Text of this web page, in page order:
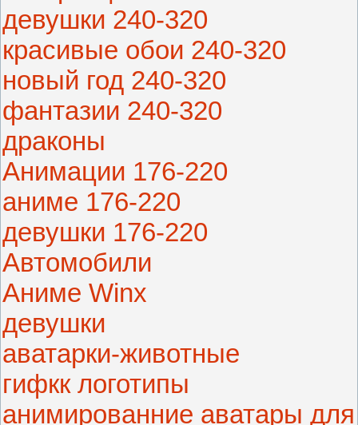
девушки 240-320
красивые обои 240-320
новый год 240-320
фантазии 240-320
драконы
Анимации 176-220
аниме 176-220
девушки 176-220
Автомобили
Аниме Winx
девушки
аватарки-животные
гифкк логотипы
анимированние аватары для